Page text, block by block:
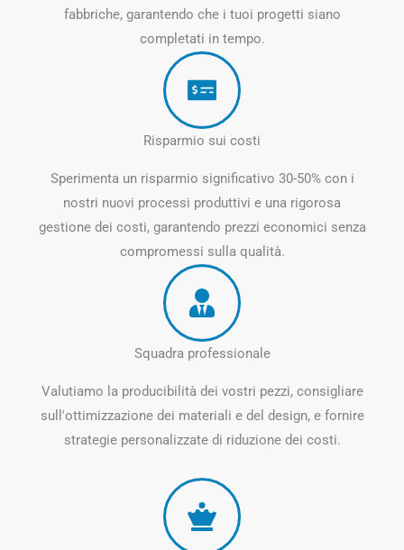
fabbriche, garantendo che i tuoi progetti siano
completati in tempo.
Risparmio sui costi
Sperimenta un risparmio significativo 30-50% con i
nostri nuovi processi produttivi e una rigorosa
gestione dei costi, garantendo prezzi economici senza
compromessi sulla qualità.
Squadra professionale
Valutiamo la producibilità dei vostri pezzi, consigliare
sull'ottimizzazione dei materiali e del design, e fornire
strategie personalizzate di riduzione dei costi.